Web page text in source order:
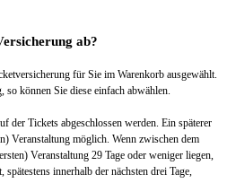
ab?
für Sie im Warenkorb ausgewählt.
können Sie diese einfach abwählen.
der Tickets abgeschlossen werden. Ein späterer
Veranstaltung möglich. Wenn zwischen dem
Veranstaltung 29 Tage oder weniger liegen,
innerhalb der nächsten drei Tage,